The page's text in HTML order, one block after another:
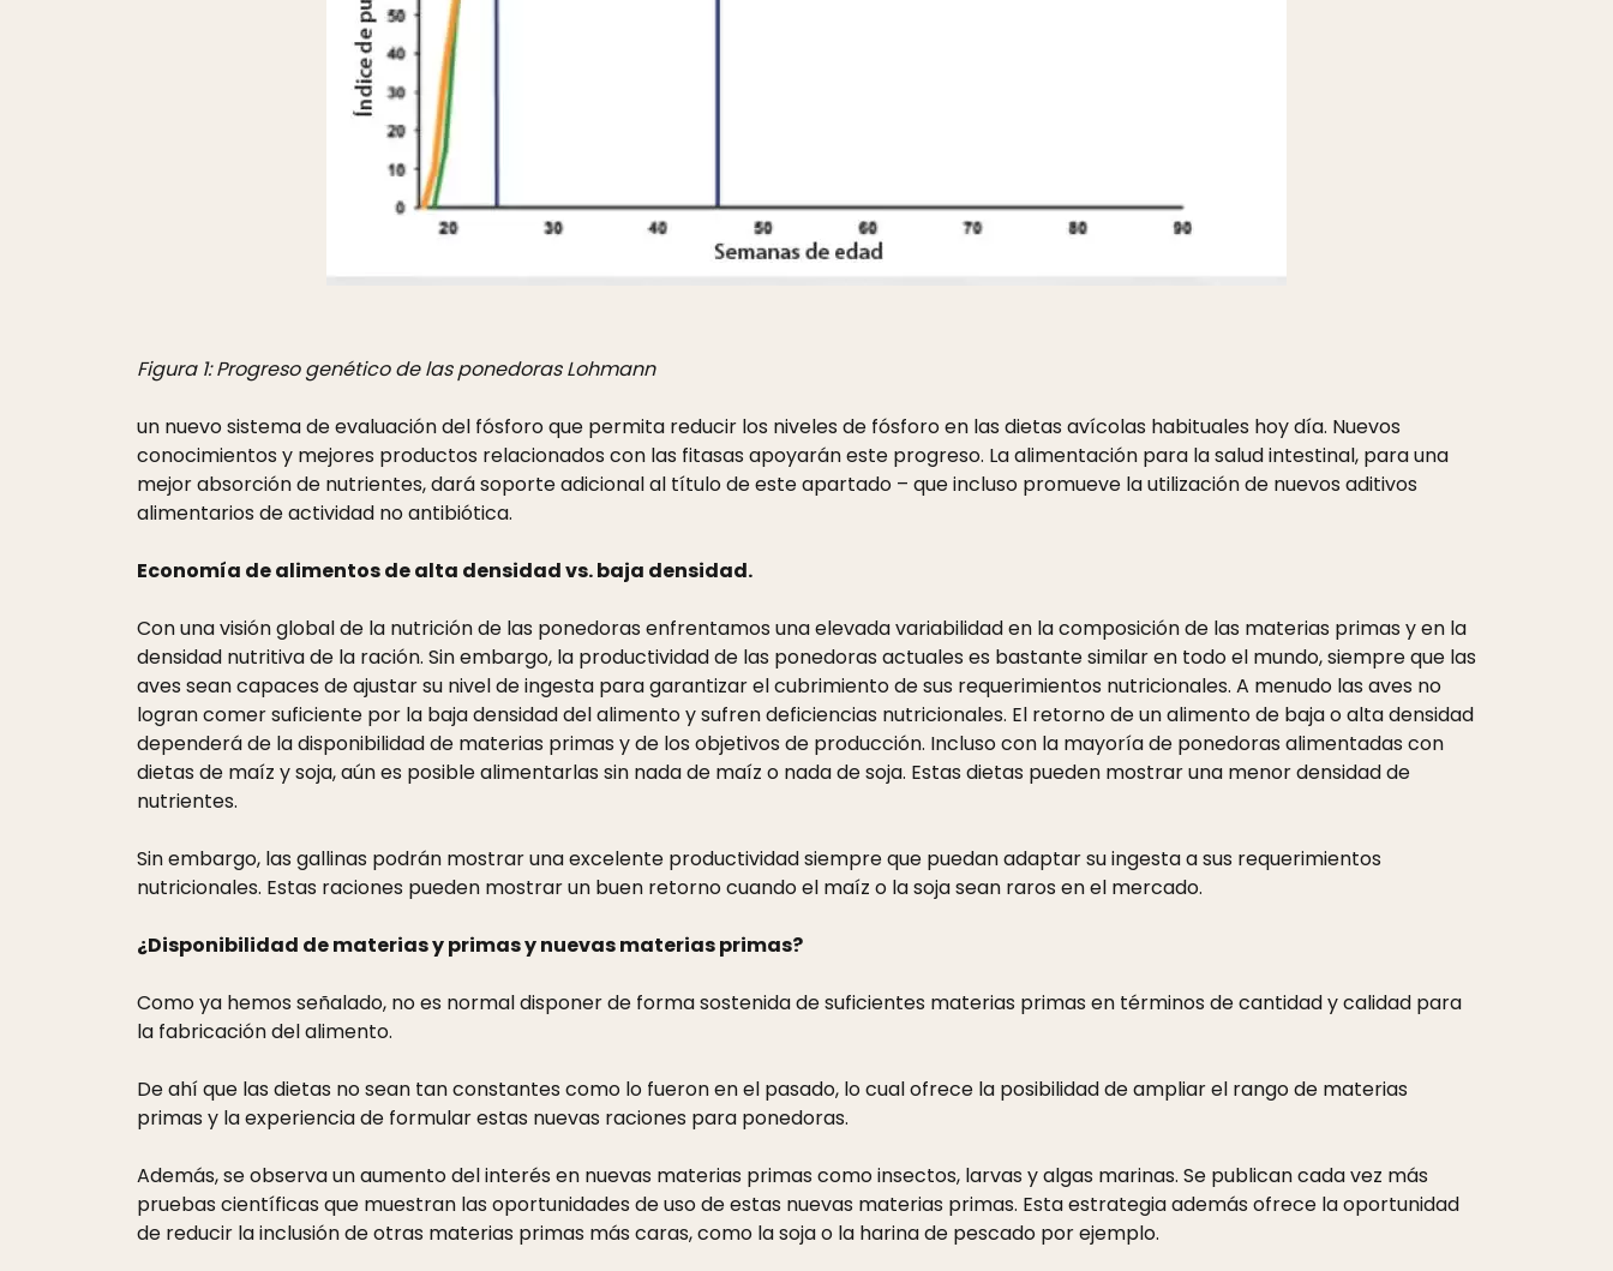
Figura 1: Progreso genético de las ponedoras Lohmann
un nuevo sistema de evaluación del fósforo que permita reducir los niveles de fósforo en las dietas avícolas habituales hoy día. Nuevos
conocimientos y mejores productos relacionados con las fitasas apoyarán este progreso. La alimentación para la salud intestinal, para una
mejor absorción de nutrientes, dará soporte adicional al título de este apartado – que incluso promueve la utilización de nuevos aditivos
alimentarios de actividad no antibiótica.
Economía de alimentos de alta densidad vs. baja densidad.
Con una visión global de la nutrición de las ponedoras enfrentamos una elevada variabilidad en la composición de las materias primas y en la
densidad nutritiva de la ración. Sin embargo, la productividad de las ponedoras actuales es bastante similar en todo el mundo, siempre que las
aves sean capaces de ajustar su nivel de ingesta para garantizar el cubrimiento de sus requerimientos nutricionales. A menudo las aves no
logran comer suficiente por la baja densidad del alimento y sufren deficiencias nutricionales. El retorno de un alimento de baja o alta densidad
dependerá de la disponibilidad de materias primas y de los objetivos de producción. Incluso con la mayoría de ponedoras alimentadas con
dietas de maíz y soja, aún es posible alimentarlas sin nada de maíz o nada de soja. Estas dietas pueden mostrar una menor densidad de
nutrientes.
Sin embargo, las gallinas podrán mostrar una excelente productividad siempre que puedan adaptar su ingesta a sus requerimientos
nutricionales. Estas raciones pueden mostrar un buen retorno cuando el maíz o la soja sean raros en el mercado.
¿Disponibilidad de materias y primas y nuevas materias primas?
Como ya hemos señalado, no es normal disponer de forma sostenida de suficientes materias primas en términos de cantidad y calidad para
la fabricación del alimento.
De ahí que las dietas no sean tan constantes como lo fueron en el pasado, lo cual ofrece la posibilidad de ampliar el rango de materias
primas y la experiencia de formular estas nuevas raciones para ponedoras.
Además, se observa un aumento del interés en nuevas materias primas como insectos, larvas y algas marinas. Se publican cada vez más
pruebas científicas que muestran las oportunidades de uso de estas nuevas materias primas. Esta estrategia además ofrece la oportunidad
de reducir la inclusión de otras materias primas más caras, como la soja o la harina de pescado por ejemplo.